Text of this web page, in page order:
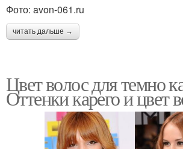
Фото: avon-061.ru
читать дальше →
Цвет волос для темно
Оттенки карего и цвет